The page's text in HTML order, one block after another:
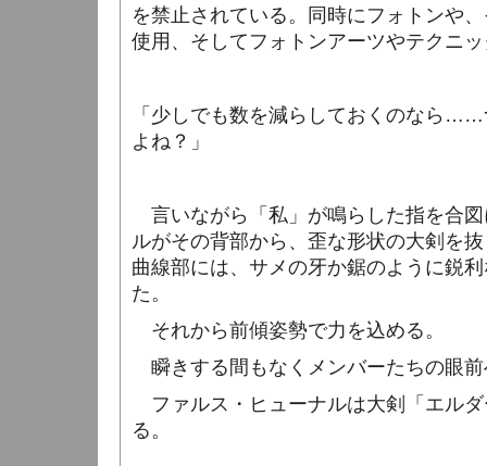
を禁止されている。同時にフォトンや
使用、そしてフォトンアーツやテクニ
「少しでも数を減らしておくのなら
よね？」
言いながら「私」が鳴らした指を合
ルがその背部から、歪な形状の大剣を
曲線部には、サメの牙か鋸のように鋭
た。
それから前傾姿勢で力を込める。
瞬きする間もなくメンバーたちの眼
ファルス・ヒューナルは大剣「エル
る。